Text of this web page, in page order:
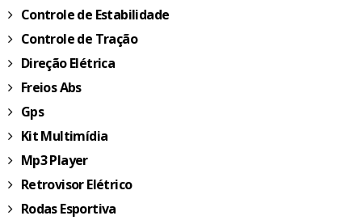
Controle de Estabilidade
Controle de Tração
Direção Elétrica
Freios Abs
Gps
Kit Multimídia
Mp3 Player
Retrovisor Elétrico
Rodas Esportiva